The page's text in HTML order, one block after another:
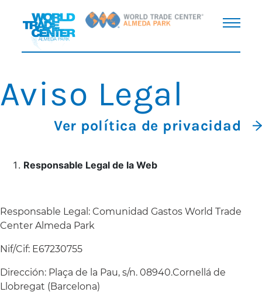
Aviso Legal
Ver política de privacidad
Responsable Legal de la Web
Responsable Legal: Comunidad Gastos World Trade
Center Almeda Park
Nif/Cif: E67230755
Dirección: Plaça de la Pau, s/n. 08940.Cornellá de
Llobregat (Barcelona)